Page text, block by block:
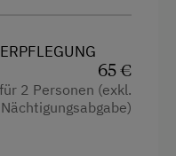
65 €
2 Personen (exkl.
Nächtigungsabgabe)